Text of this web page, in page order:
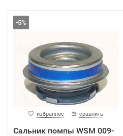
-5%
избранное сравнить
Сальник помпы WSM 009-